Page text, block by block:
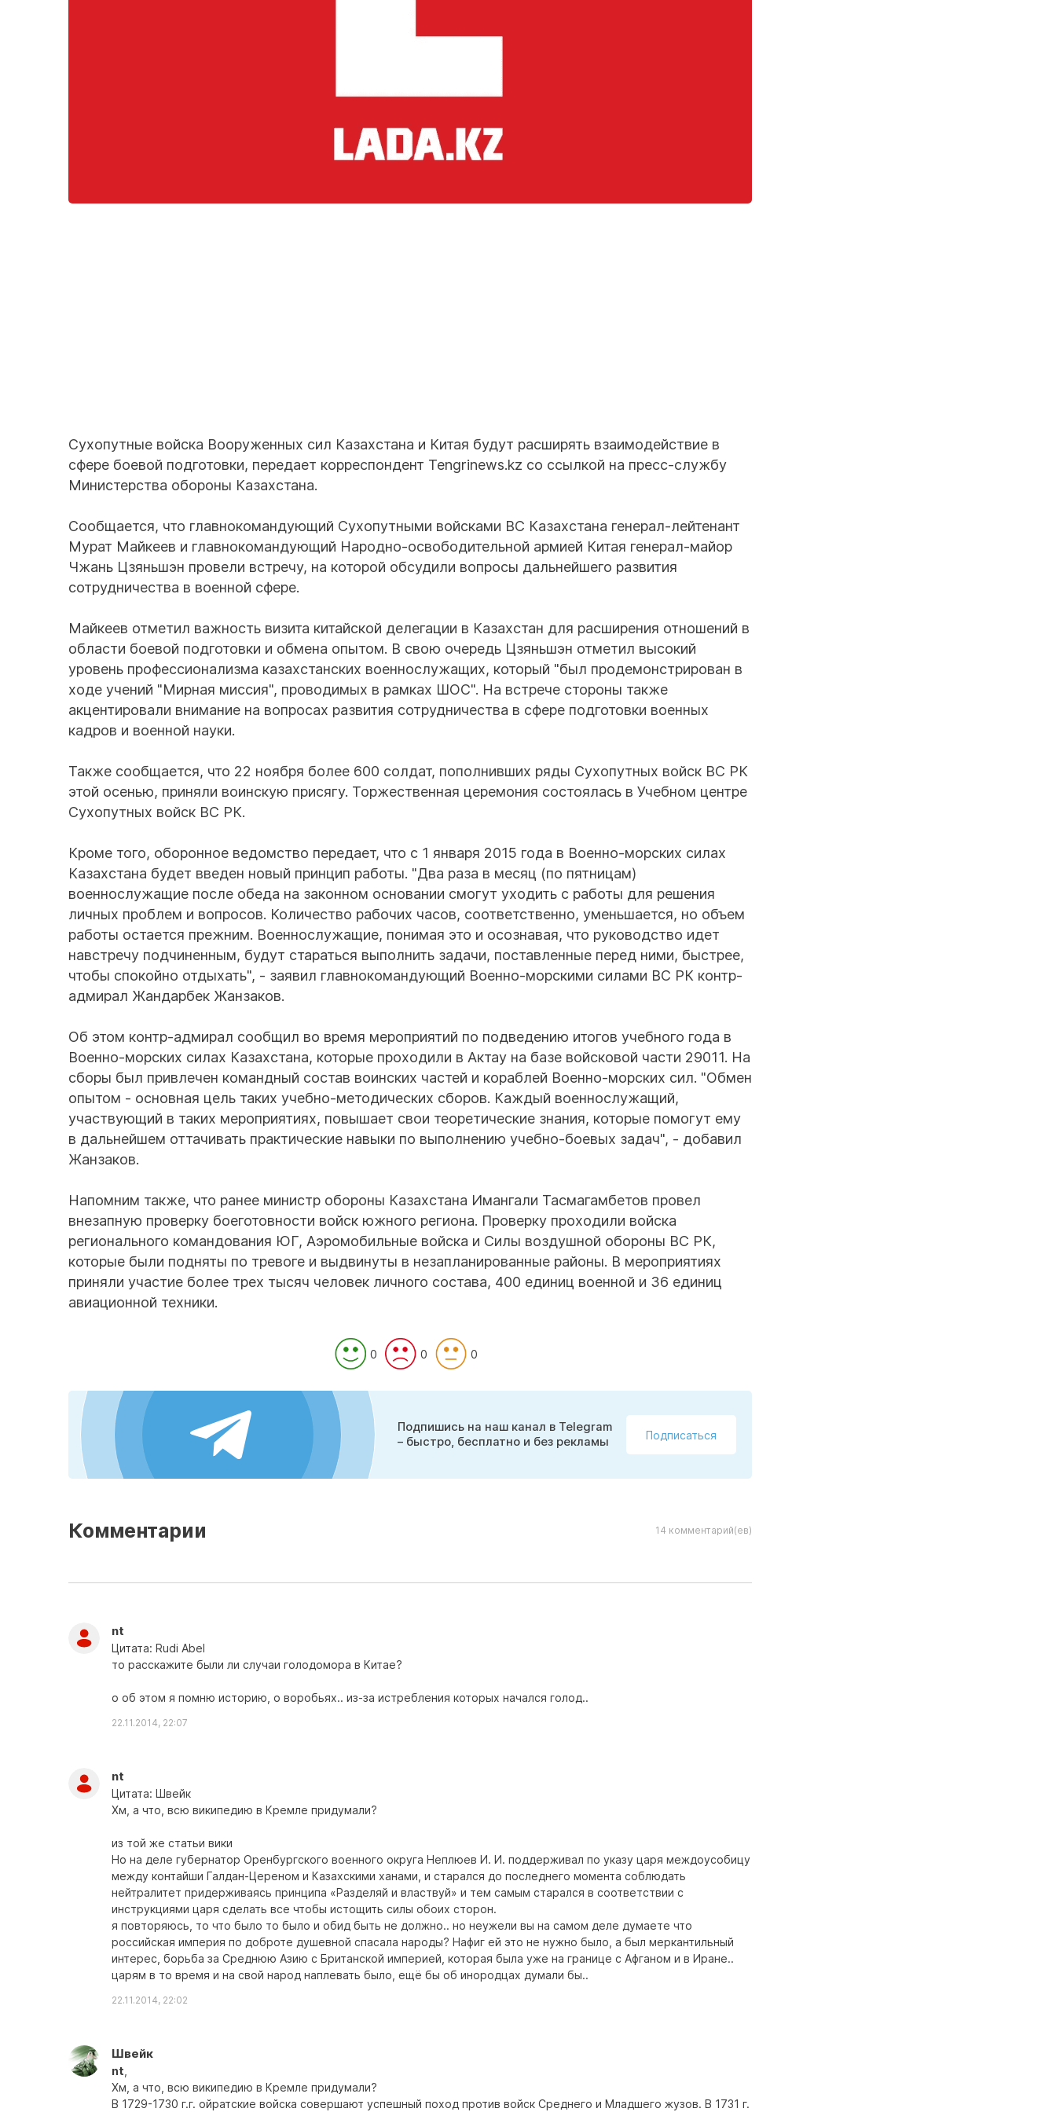
Сухопутные войска Вооруженных сил Казахстана и Китая будут расширять взаимодействие в
сфере боевой подготовки, передает корреспондент Tengrinews.kz со ссылкой на пресс-службу
Министерства обороны Казахстана.
Сообщается, что главнокомандующий Сухопутными войсками ВС Казахстана генерал-лейтенант
Мурат Майкеев и главнокомандующий Народно-освободительной армией Китая генерал-майор
Чжань Цзяньшэн провели встречу, на которой обсудили вопросы дальнейшего развития
сотрудничества в военной сфере.
Майкеев отметил важность визита китайской делегации в Казахстан для расширения отношений в
области боевой подготовки и обмена опытом. В свою очередь Цзяньшэн отметил высокий
уровень профессионализма казахстанских военнослужащих, который "был продемонстрирован в
ходе учений "Мирная миссия", проводимых в рамках ШОС". На встрече стороны также
акцентировали внимание на вопросах развития сотрудничества в сфере подготовки военных
кадров и военной науки.
Также сообщается, что 22 ноября более 600 солдат, пополнивших ряды Сухопутных войск ВС РК
этой осенью, приняли воинскую присягу. Торжественная церемония состоялась в Учебном центре
Сухопутных войск ВС РК.
Кроме того, оборонное ведомство передает, что с 1 января 2015 года в Военно-морских силах
Казахстана будет введен новый принцип работы. "Два раза в месяц (по пятницам)
военнослужащие после обеда на законном основании смогут уходить с работы для решения
личных проблем и вопросов. Количество рабочих часов, соответственно, уменьшается, но объем
работы остается прежним. Военнослужащие, понимая это и осознавая, что руководство идет
навстречу подчиненным, будут стараться выполнить задачи, поставленные перед ними, быстрее,
чтобы спокойно отдыхать", - заявил главнокомандующий Военно-морскими силами ВС РК контр-
адмирал Жандарбек Жанзаков.
Об этом контр-адмирал сообщил во время мероприятий по подведению итогов учебного года в
Военно-морских силах Казахстана, которые проходили в Актау на базе войсковой части 29011. На
сборы был привлечен командный состав воинских частей и кораблей Военно-морских сил. "Обмен
опытом - основная цель таких учебно-методических сборов. Каждый военнослужащий,
участвующий в таких мероприятиях, повышает свои теоретические знания, которые помогут ему
в дальнейшем оттачивать практические навыки по выполнению учебно-боевых задач", - добавил
Жанзаков.
Напомним также, что ранее министр обороны Казахстана Имангали Тасмагамбетов провел
внезапную проверку боеготовности войск южного региона. Проверку проходили войска
регионального командования ЮГ, Аэромобильные войска и Силы воздушной обороны ВС РК,
которые были подняты по тревоге и выдвинуты в незапланированные районы. В мероприятиях
приняли участие более трех тысяч человек личного состава, 400 единиц военной и 36 единиц
авиационной техники.
0 0 0
Подпишись на наш канал в Telegram
– быстро, бесплатно и без рекламы
Подписаться
Комментарии 14 комментарий(ев)
nt
Цитата: Rudi Abel
то расскажите были ли случаи голодомора в Китае?
о об этом я помню историю, о воробьях.. из-за истребления которых начался голод..
22.11.2014, 22:07
nt
Цитата: Швейк
Хм, а что, всю википедию в Кремле придумали?
из той же статьи вики
Но на деле губернатор Оренбургского военного округа Неплюев И. И. поддерживал по указу царя междоусобицу
между контайши Галдан-Цереном и Казахскими ханами, и старался до последнего момента соблюдать
нейтралитет придерживаясь принципа «Разделяй и властвуй» и тем самым старался в соответствии с
инструкциями царя сделать все чтобы истощить силы обоих сторон.
я повторяюсь, то что было то было и обид быть не должно.. но неужели вы на самом деле думаете что
российская империя по доброте душевной спасала народы? Нафиг ей это не нужно было, а был меркантильный
интерес, борьба за Среднюю Азию с Британской империей, которая была уже на границе с Афганом и в Иране..
царям в то время и на свой народ наплевать было, ещё бы об инородцах думали бы..
22.11.2014, 22:02
Швейк
nt
Хм, а что, всю википедию в Кремле придумали?
В 1729-1730 г.г. ойратские войска совершают успешный поход против войск Среднего и Младшего жузов. В 1731 г.